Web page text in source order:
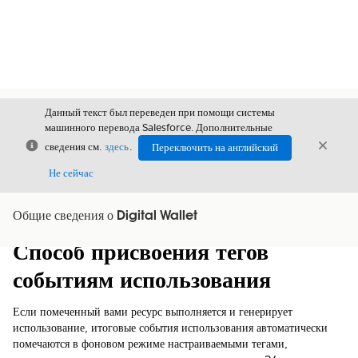
Закрыть
Данный текст был переведен при помощи системы
машинного перевода Salesforce. Дополнительные
сведения см. здесь.
Переключить на английский
Не сейчас
Общие сведения о Digital Wallet
Показать содержание
Содержание
Способ присвоения тегов
событиям использования
Если помеченный вами ресурс выполняется и генерирует
использование, итоговые события использования автоматически
помечаются в фоновом режиме настраиваемыми тегами,